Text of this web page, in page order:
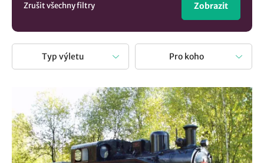
Zrušit všechny filtry Zobrazit
Typ výletu Pro koho